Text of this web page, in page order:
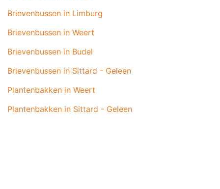
Brievenbussen in Limburg
Brievenbussen in Weert
Brievenbussen in Budel
Brievenbussen in Sittard - Geleen
Plantenbakken in Weert
Plantenbakken in Sittard - Geleen